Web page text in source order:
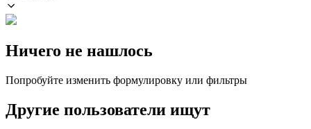
Ничего не нашлось
Попробуйте изменить формулировку или фильтры
Другие пользователи ищут